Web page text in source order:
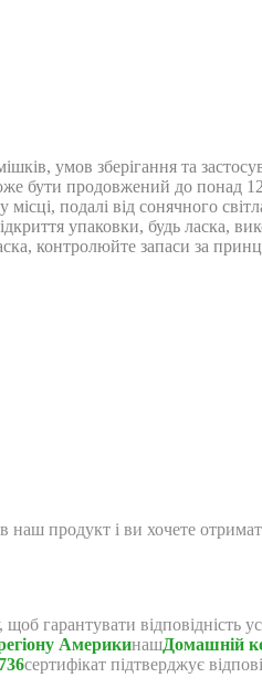
умов зберігання та
бути продовжений до понад 12
подалі від сонячного
упаковки, будь ласка,
контролюйте запаси за
наш продукт і ви хочете
гарантувати відповідність
АмерикинашДомашній
сертифікат підтверджує